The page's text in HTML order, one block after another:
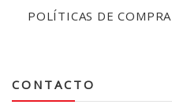
POLÍTICAS DE COMPRA
CONTACTO